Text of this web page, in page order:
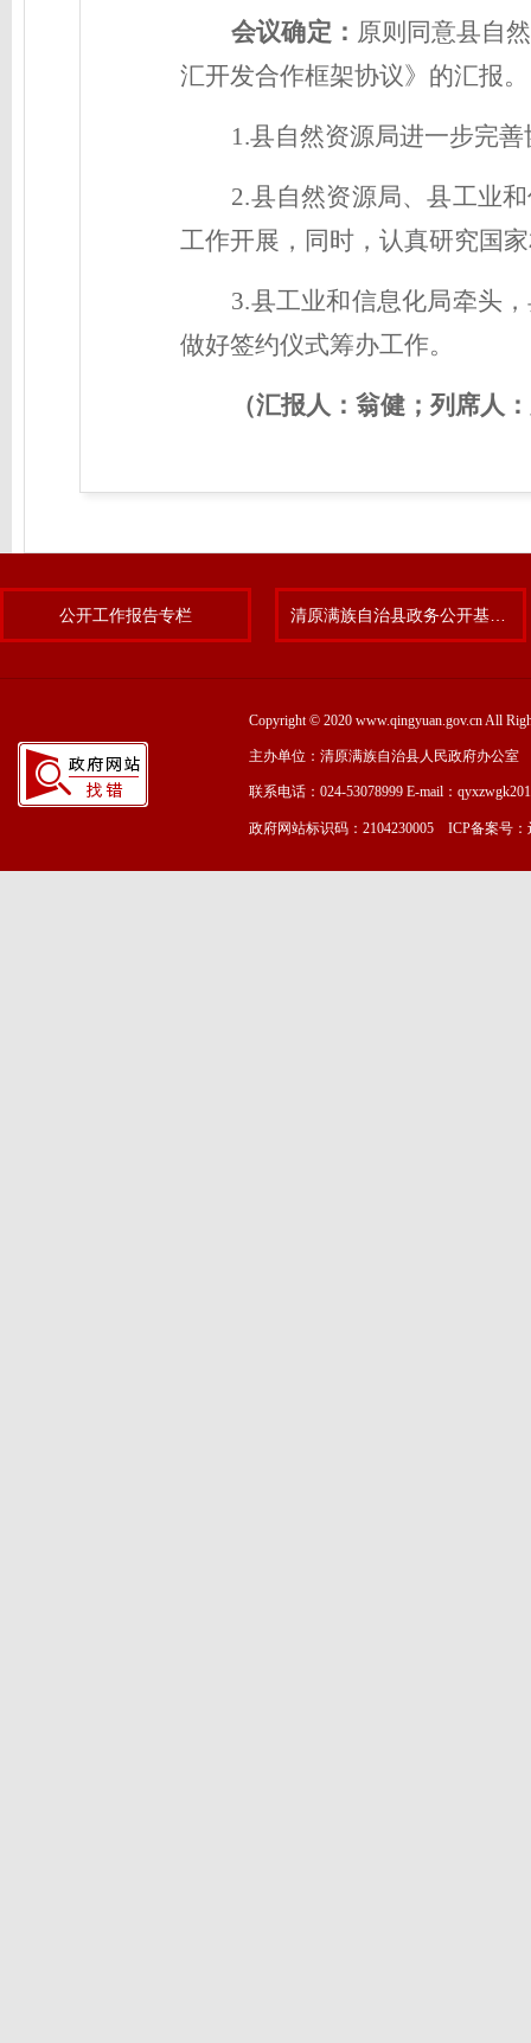
会议确定： 原则同意县自
汇开发合作框架协议》的汇报。
1.县自然资源局进一步完
2.县自然资源局、县工业
工作开展，同时，认真研究国
3.县工业和信息化局牵头
做好签约仪式筹办工作。
（汇报人：翁健 ；列席人
公开工作报告专栏
Copyright © 2020 www.qingyuan.gov.cn All
主办单位：清原满族自治县人民政府办公室
联系电话：024-53078999 E-mail：
政府网站标识码：2104230005 ICP备案号：